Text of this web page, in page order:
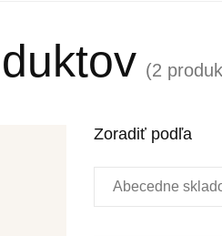
(2
Zoradiť podľa
Abecedne